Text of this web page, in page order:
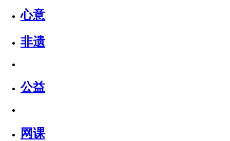
心意
非遗
公益
网课